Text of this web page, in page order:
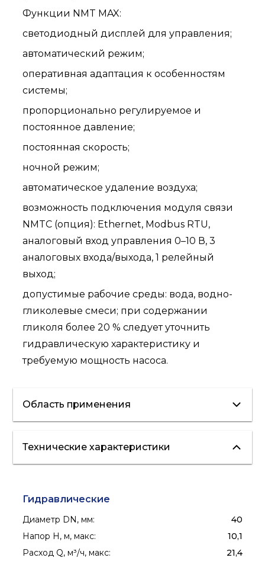
Функции NMT MAX:
светодиодный дисплей для управления;
автоматический режим;
оперативная адаптация к особенностям
системы;
пропорционально регулируемое и
постоянное давление;
постоянная скорость;
ночной режим;
автоматическое удаление воздуха;
возможность подключения модуля связи
NMTC (опция): Ethernet, Modbus RTU,
аналоговый вход управления 0–10 В, 3
аналоговых входа/выхода, 1 релейный
выход;
допустимые рабочие среды: вода, водно-
гликолевые смеси; при содержании
гликоля более 20 % следует уточнить
гидравлическую характеристику и
требуемую мощность насоса.
Область применения
отопление
вентиляция
Технические характеристики
Гидравлические
Диаметр DN, мм:
40
Напор H, м, макс:
10,1
Расход Q, м³/ч, макс:
21,4